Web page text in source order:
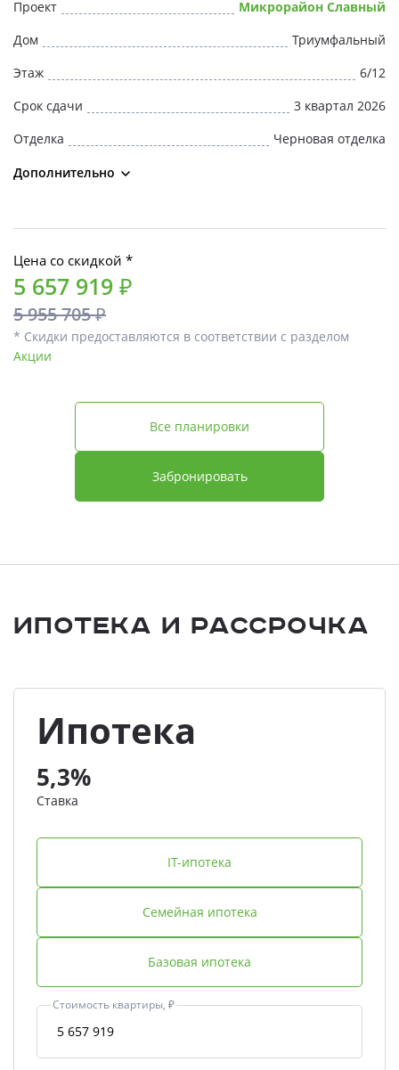
Проект
Микрорайон Славный
Дом
Триумфальный
Этаж
6/12
Срок сдачи
3 квартал 2026
Отделка
Черновая отделка
Дополнительно
Цена со скидкой *
5 657 919 ₽
5 955 705 ₽
* Скидки предоставляются в соответствии с разделом
Акции
Забронировать
Все планировки
Ипотека и Рассрочка
Ипотека
5,3%
Ставка
IT-ипотека
Семейная ипотека
Базовая ипотека
Стоимость квартиры, ₽